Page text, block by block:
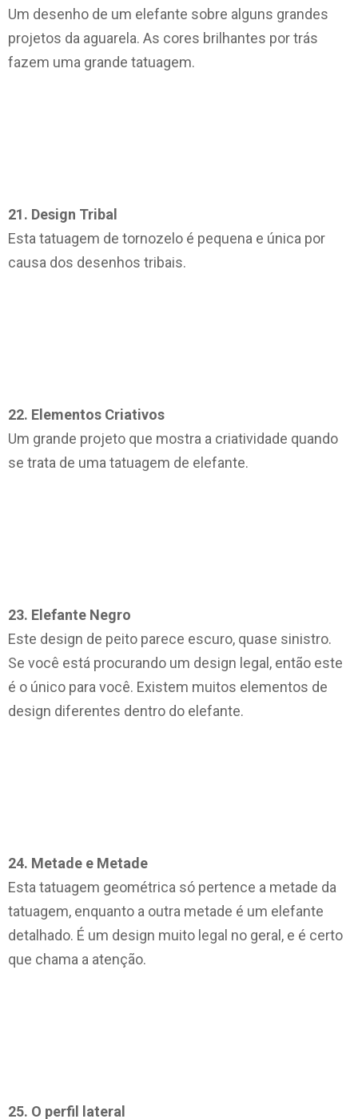
Um desenho de um elefante sobre alguns grandes
projetos da aguarela. As cores brilhantes por trás
fazem uma grande tatuagem.
21. Design Tribal
Esta tatuagem de tornozelo é pequena e única por
causa dos desenhos tribais.
22. Elementos Criativos
Um grande projeto que mostra a criatividade quando
se trata de uma tatuagem de elefante.
23. Elefante Negro
Este design de peito parece escuro, quase sinistro.
Se você está procurando um design legal, então este
é o único para você. Existem muitos elementos de
design diferentes dentro do elefante.
24. Metade e Metade
Esta tatuagem geométrica só pertence a metade da
tatuagem, enquanto a outra metade é um elefante
detalhado. É um design muito legal no geral, e é certo
que chama a atenção.
25. O perfil lateral